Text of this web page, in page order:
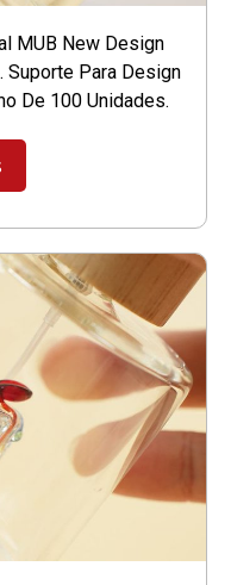
MUB New Design
Suporte Para Design
De 100 Unidades.